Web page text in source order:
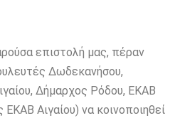
επιστολή μας, πέραν
Δωδεκανήσου,
Δήμαρχος Ρόδου, ΕΚΑΒ
Αιγαίου) να κοινοποιηθεί